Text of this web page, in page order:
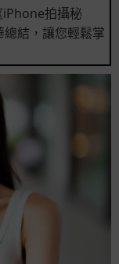
拍攝秘
結，讓您輕鬆掌